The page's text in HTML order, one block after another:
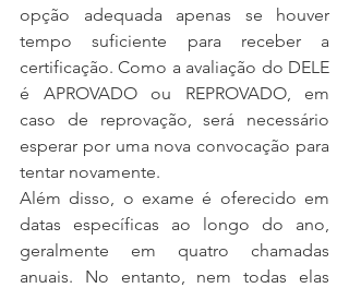
opção adequada apenas se houver
tempo suficiente para receber a
certificação. Como a avaliação do DELE
é APROVADO ou REPROVADO, em
caso de reprovação, será necessário
esperar por uma nova convocação para
tentar novamente.
Além disso, o exame é oferecido em
datas específicas ao longo do ano,
geralmente em quatro chamadas
anuais. No entanto, nem todas elas